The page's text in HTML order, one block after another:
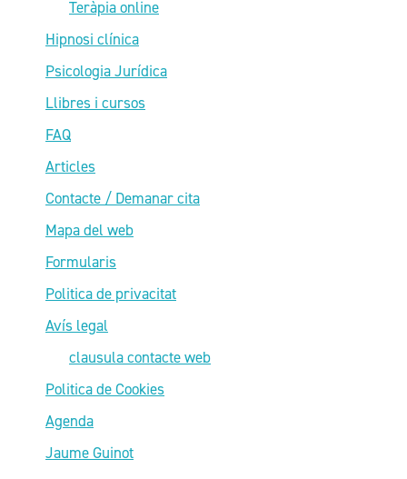
Teràpia online
Hipnosi clínica
Psicologia Jurídica
Llibres i cursos
FAQ
Articles
Contacte / Demanar cita
Mapa del web
Formularis
Politica de privacitat
Avís legal
clausula contacte web
Politica de Cookies
Agenda
Jaume Guinot